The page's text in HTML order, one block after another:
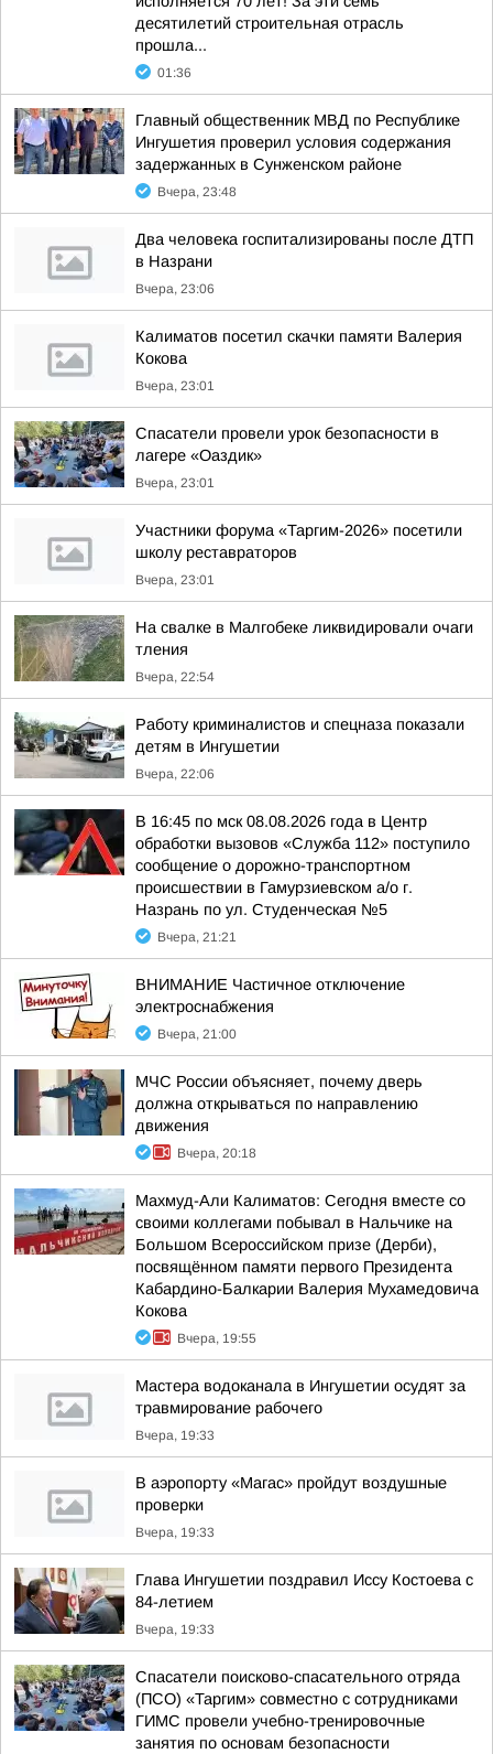
десятилетий строительная отрасль
прошла...
01:36
Главный общественник МВД по Республике
Ингушетия проверил условия содержания
задержанных в Сунженском районе
Вчера, 23:48
Два человека госпитализированы после ДТП
в Назрани
Вчера, 23:06
Калиматов посетил скачки памяти Валерия
Кокова
Вчера, 23:01
Спасатели провели урок безопасности в
лагере «Оаздик»
Вчера, 23:01
Участники форума «Таргим-2026» посетили
школу реставраторов
Вчера, 23:01
На свалке в Малгобеке ликвидировали очаги
тления
Вчера, 22:54
Работу криминалистов и спецназа показали
детям в Ингушетии
Вчера, 22:06
В 16:45 по мск 08.08.2026 года в Центр
обработки вызовов «Служба 112» поступило
сообщение о дорожно-транспортном
происшествии в Гамурзиевском а/о г.
Назрань по ул. Студенческая №5
Вчера, 21:21
ВНИМАНИЕ Частичное отключение
электроснабжения
Вчера, 21:00
МЧС России объясняет, почему дверь
должна открываться по направлению
движения
Вчера, 20:18
Махмуд-Али Калиматов: Сегодня вместе со
своими коллегами побывал в Нальчике на
Большом Всероссийском призе (Дерби),
посвящённом памяти первого Президента
Кабардино-Балкарии Валерия Мухамедовича
Кокова
Вчера, 19:55
Мастера водоканала в Ингушетии осудят за
травмирование рабочего
Вчера, 19:33
В аэропорту «Магас» пройдут воздушные
проверки
Вчера, 19:33
Глава Ингушетии поздравил Иссу Костоева с
84-летием
Вчера, 19:33
Спасатели поисково-спасательного отряда
(ПСО) «Таргим» совместно с сотрудниками
ГИМС провели учебно-тренировочные
занятия по основам безопасности